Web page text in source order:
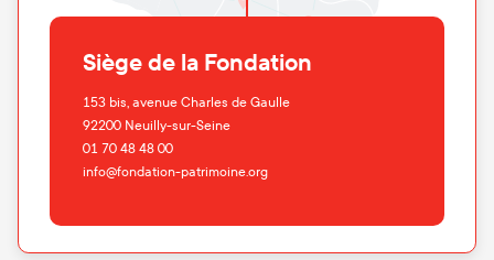
Siège de la Fondation
153 bis, avenue Charles de Gaulle
92200 Neuilly-sur-Seine
01 70 48 48 00
info@fondation-patrimoine.org